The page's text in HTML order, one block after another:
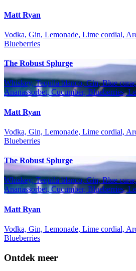
Matt Ryan
Vodka, Gin, Lemonade, Lime cordial,
Blueberries
The Robust Splurge
Whiskey, Tequila blanco, Gin, Blue
Ananassorbet, Cucumber, Blueberries,
Matt Ryan
Vodka, Gin, Lemonade, Lime cordial,
Blueberries
The Robust Splurge
Whiskey, Tequila blanco, Gin, Blue
Ananassorbet, Cucumber, Blueberries,
Matt Ryan
Vodka, Gin, Lemonade, Lime cordial,
Blueberries
Ontdek meer